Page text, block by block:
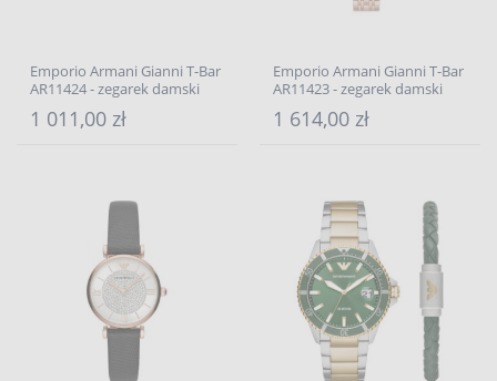
Emporio Armani Gianni T-Bar
AR11424 - zegarek damski
1 011,00 zł
Emporio Armani Gianni T-Bar
AR11423 - zegarek damski
1 614,00 zł